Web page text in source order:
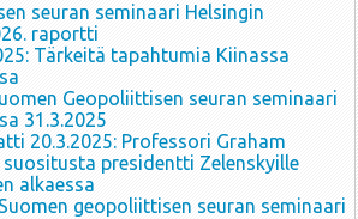
seuran seminaari Helsingin
raportti
Tärkeitä tapahtumia Kiinassa
Geopoliittisen seuran seminaari
31.3.2025
20.3.2025: Professori Graham
presidentti Zelenskyille
alkaessa
geopoliittisen seuran seminaari